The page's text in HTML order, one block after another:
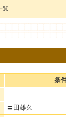
覧
条
〓田雄久